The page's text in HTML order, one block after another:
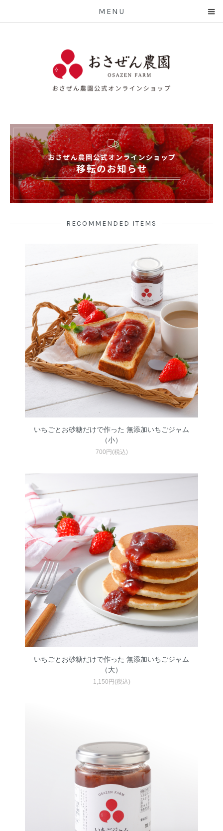
MENU
RECOMMENDED ITEMS
いちごとお砂糖だけで作った 無添加いちごジャム
（小）
700円(税込)
いちごとお砂糖だけで作った 無添加いちごジャム
（大）
1,150円(税込)